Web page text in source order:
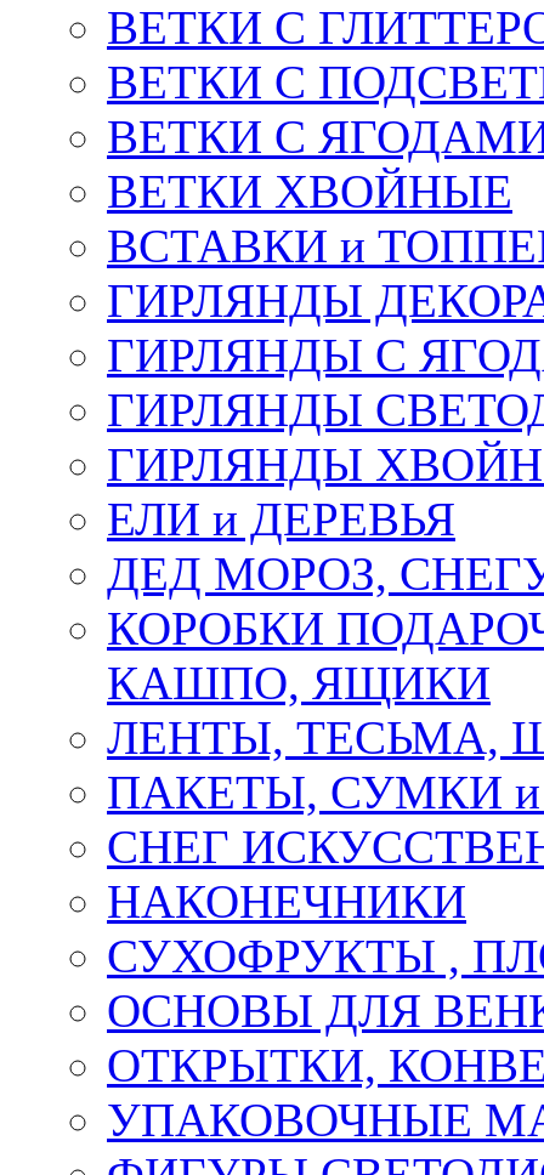
ВЕТКИ С
ВЕТКИ С
ВЕТКИ С
ВЕТКИ ХВОЙНЫЕ
ВСТАВКИ и
ГИРЛЯНДЫ
ГИРЛЯНДЫ С
ГИРЛЯНДЫ
ГИРЛЯНДЫ
ЕЛИ и ДЕРЕВЬЯ
ДЕД МОРОЗ,
КОРОБКИ
КАШПО, ЯЩИКИ
ЛЕНТЫ, ТЕСЬМА,
ПАКЕТЫ, СУМКИ
СНЕГ
НАКОНЕЧНИКИ
СУХОФРУКТЫ ,
ОСНОВЫ ДЛЯ
ОТКРЫТКИ,
УПАКОВОЧНЫЕ